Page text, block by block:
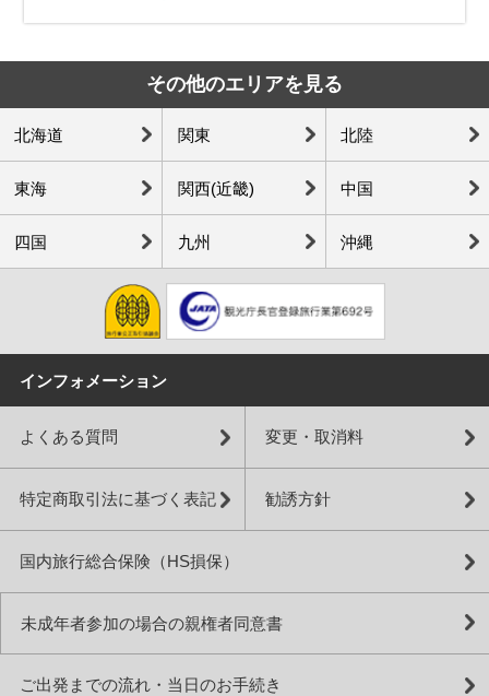
その他のエリアを見る
北海道 関東 北陸
東海 関西(近畿) 中国
四国 九州 沖縄
インフォメーション
よくある質問 変更・取消料
特定商取引法に基づく表記 勧誘方針
国内旅行総合保険（HS損保）
未成年者参加の場合の親権者同意書
ご出発までの流れ・当日のお手続き